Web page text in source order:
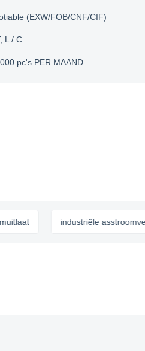
(EXW/FOB/CNF/CIF)
L / C
pc's PER MAAND
industriële asstroomventilator